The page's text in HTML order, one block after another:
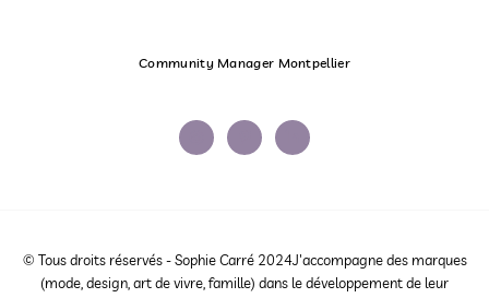
Community Manager Montpellier
© Tous droits réservés - Sophie Carré 2024J'accompagne des marques
(mode, design, art de vivre, famille) dans le développement de leur